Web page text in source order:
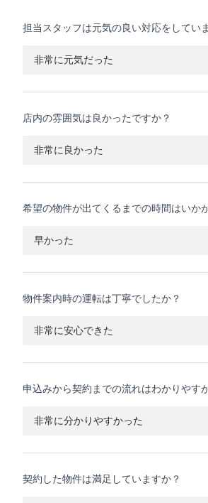
担当スタッフは元気の良い対応をしてい
非常に元気だった
店内の雰囲気は良かったですか？
非常に良かった
希望の物件が出てくるまでの時間はいか
早かった
物件案内時の運転は丁寧でしたか？
非常に安心できた
申込みから契約までの流れはわかりやす
非常に分かりやすかった
契約した物件は満足していますか？